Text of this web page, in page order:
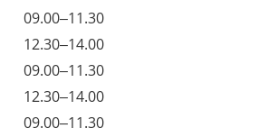
09.00–11.30
12.30–14.00
09.00–11.30
12.30–14.00
09.00–11.30